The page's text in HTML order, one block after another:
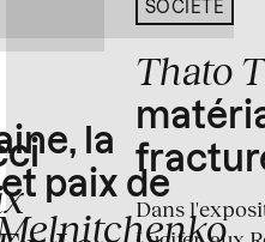
la
paix de
SOCIÉTÉ
Thato
Dans